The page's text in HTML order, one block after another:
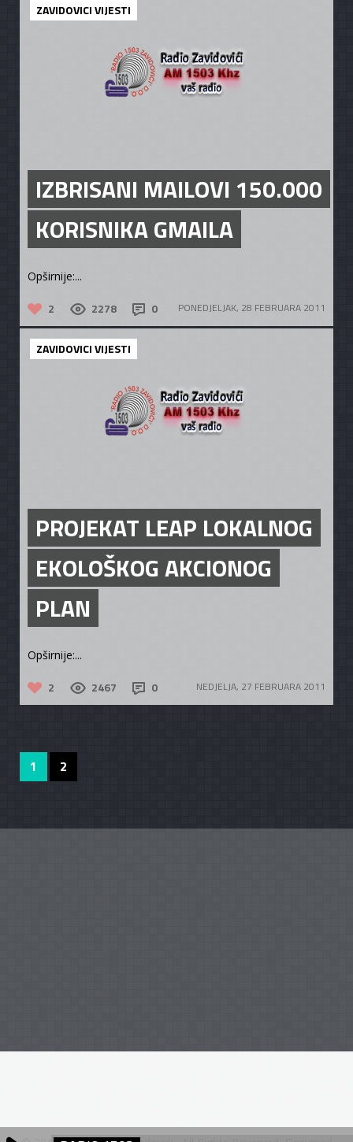
ZAVIDOVICI VIJESTI
IZBRISANI MAILOVI 150.000
KORISNIKA GMAILA
Opširnije:...
2 2278 0 PONEDJELJAK, 28 FEBRUARA 2011
ZAVIDOVICI VIJESTI
PROJEKAT LEAP LOKALNOG
EKOLOŠKOG AKCIONOG
PLAN
Opširnije:...
2 2467 0 NEDJELJA, 27 FEBRUARA 2011
1 2